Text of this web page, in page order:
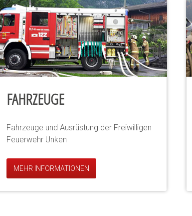
FAHRZEUGE
Fahrzeuge und Ausrüstung der Freiwilligen
Feuerwehr Unken
MEHR INFORMATIONEN